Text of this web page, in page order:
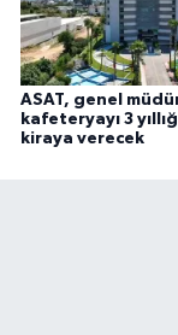
ASAT, genel
kafeteryayı 3
kiraya verecek